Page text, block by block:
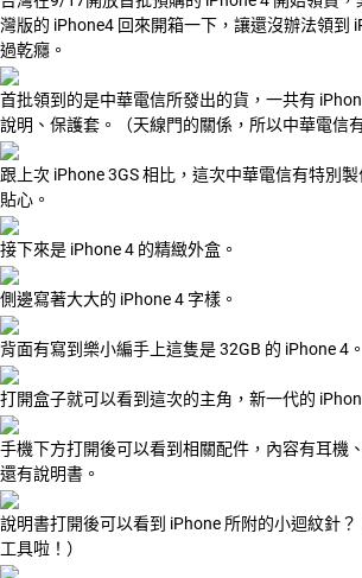
灣版的 iPhone4 回來開箱一下，讓還沒辦法領到
過乾癮。
首批領到的是中華電信所發出的貨，一共有
說明、保護套。（天線門的關係，所以中華電信
跟上次 iPhone 3GS 相比，這次中華電信有特別
貼心。
接下來是 iPhone 4 的精緻外盒。
側邊寫著大大的 iPhone 4 字樣。
背面有寫到樂小編手上這隻是 32GB 的 iPhone 4。
打開盒子就可以看到這次的主角，新一代的
手機下方打開後可以看到相關配件，內容有耳機
還有說明書。
說明書打開後可以看到 iPhone 所附的小迴紋針
工具啦！）